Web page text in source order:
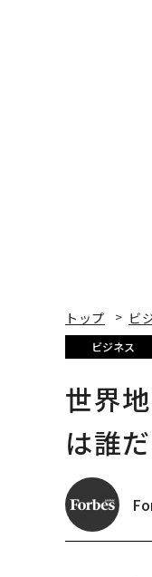
トップ ビ
ビジネス
世界
は誰